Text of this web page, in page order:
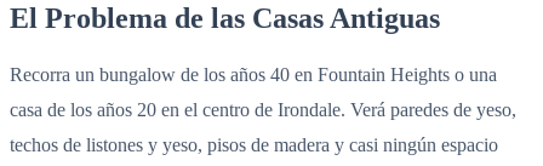
El Problema de las Casas Antiguas
Recorra un bungalow de los años 40 en Fountain Heights o una
casa de los años 20 en el centro de Irondale. Verá paredes de yeso,
techos de listones y yeso, pisos de madera y casi ningún espacio